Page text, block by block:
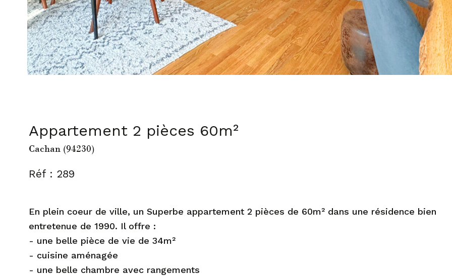
Appartement 2 pièces 60m²
Cachan (94230)
Réf : 289
En plein coeur de ville, un Superbe appartement 2 pièces de 60m² dans une résidence bien
entretenue de 1990. Il offre :
- une belle pièce de vie de 34m²
- cuisine aménagée
- une belle chambre avec rangements